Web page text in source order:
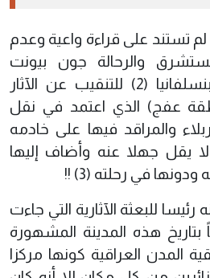
تستند على قراءة واعية وعدم
والرحالة جون بيونت
بيترز (1) رئيس بعثة بنسلفانيا (2) للتنقيب عن الآثار
عفج) الذي اعتمد في نقل
والمراقد فيها على خادمه
لا يقل جهلا عنه وأضاف إليها
في رحلته (3) !!
للبعثة الآثارية التي جاءت
هذه المدينة المشهورة
المدن العراقية كونها مركزا